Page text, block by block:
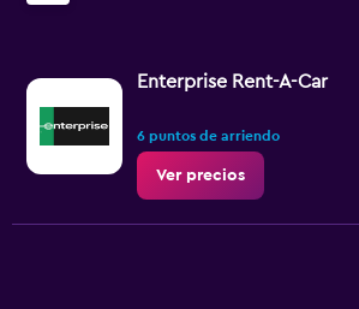
Enterprise Rent-A-Car
6 puntos de arriendo
Ver precios